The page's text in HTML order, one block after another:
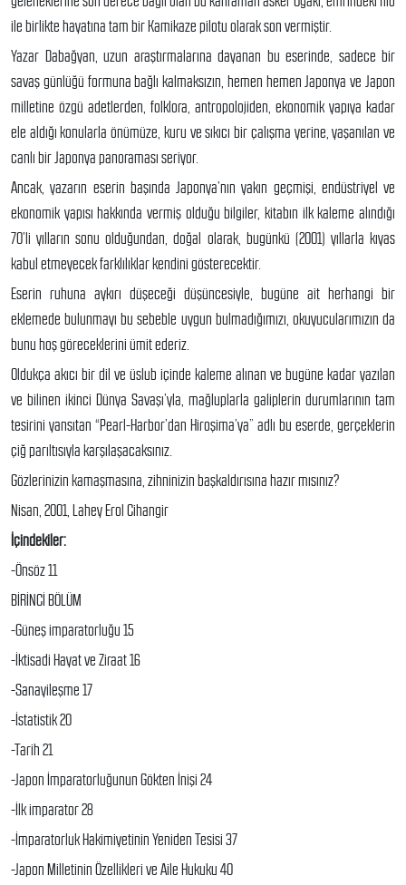
ile birlikte hayatına tam bir Kamikaze pilotu olarak son vermiştir.
Yazar Dabağyan, uzun araştırmalarına dayanan bu eserinde, sadece bir
savaş günlüğü formuna bağlı kalmaksızın, hemen hemen Japonya ve Japon
milletine özgü adetlerden, folklora, antropolojiden, ekonomik yapıya kadar
ele aldığı konularla önümüze, kuru ve sıkıcı bir çalışma yerine, yaşanılan ve
canlı bir Japonya panoraması seriyor.
Ancak, yazarın eserin başında Japonya’nın yakın geçmişi, endüstriyel ve
ekonomik yapısı hakkında vermiş olduğu bilgiler, kitabın ilk kaleme alındığı
70’li yılların sonu olduğundan, doğal olarak, bugünkü (2001) yıllarla kıyas
kabul etmeyecek farklılıklar kendini gösterecektir.
Eserin ruhuna aykırı düşeceği düşüncesiyle, bugüne ait herhangi bir
eklemede bulunmayı bu sebeble uygun bulmadığımızı, okuyucularımızın da
bunu hoş göreceklerini ümit ederiz.
Oldukça akıcı bir dil ve üslub içinde kaleme alınan ve bugüne kadar yazılan
ve bilinen ikinci Dünya Savaşı’yla, mağluplarla galiplerin durumlarının tam
tesirini yansıtan “Pearl-Harbor’dan Hiroşima’ya” adlı bu eserde, gerçeklerin
çiğ parıltısıyla karşılaşacaksınız.
Gözlerinizin kamaşmasına, zihninizin başkaldırısına hazır mısınız?
Nisan, 2001, Lahey Erol Cihangir
İçindekiler:
-Önsöz 11
BİRİNCİ BÖLÜM
-Güneş imparatorluğu 15
-İktisadi Hayat ve Ziraat 16
-Sanayileşme 17
-İstatistik 20
-Tarih 21
-Japon İmparatorluğunun Gökten İnişi 24
-İlk imparator 28
-İmparatorluk Hakimiyetinin Yeniden Tesisi 37
-Japon Milletinin Özellikleri ve Aile Hukuku 40